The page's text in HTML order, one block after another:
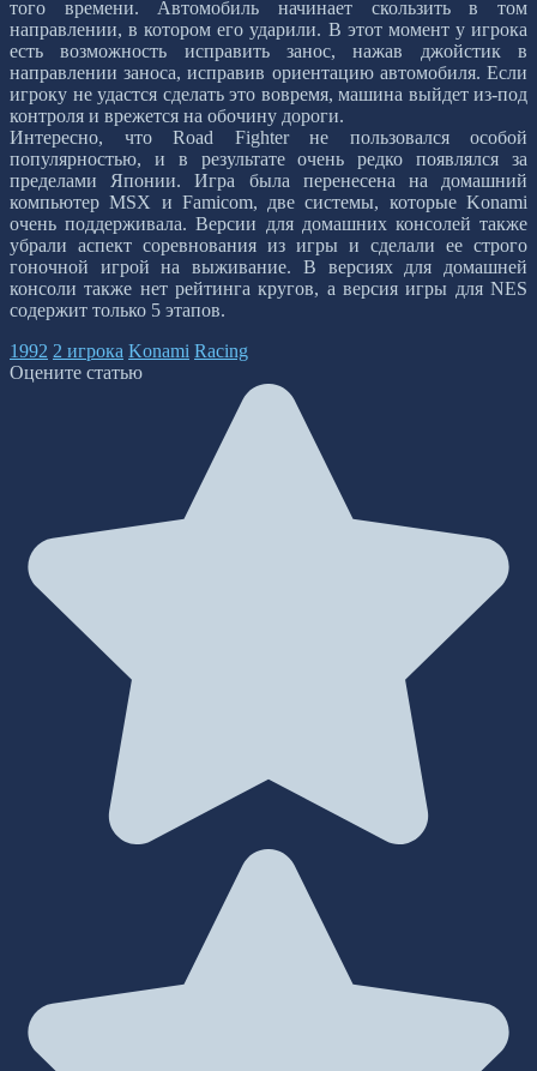
того времени. Автомобиль начинает скользить в том
направлении, в котором его ударили. В этот момент у игрока
есть возможность исправить занос, нажав джойстик в
направлении заноса, исправив ориентацию автомобиля. Если
игроку не удастся сделать это вовремя, машина выйдет из-под
контроля и врежется на обочину дороги.
Интересно, что Road Fighter не пользовался особой
популярностью, и в результате очень редко появлялся за
пределами Японии. Игра была перенесена на домашний
компьютер MSX и Famicom, две системы, которые Konami
очень поддерживала. Версии для домашних консолей также
убрали аспект соревнования из игры и сделали ее строго
гоночной игрой на выживание. В версиях для домашней
консоли также нет рейтинга кругов, а версия игры для NES
содержит только 5 этапов.
1992 2 игрока Konami Racing
Оцените статью